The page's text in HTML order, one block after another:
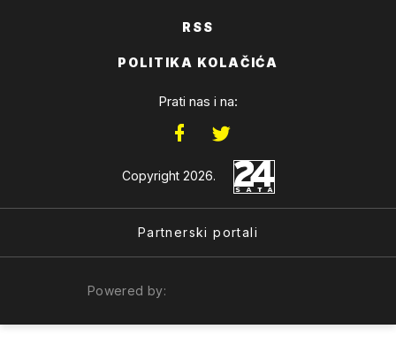
RSS
POLITIKA KOLAČIĆA
Prati nas i na:
Copyright 2026.
Partnerski portali
Powered by: